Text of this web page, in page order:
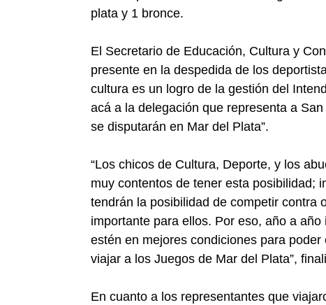
plata y 1 bronce.
El Secretario de Educación, Cultura y
presente en la despedida de los
cultura es un logro de la gestión del
acá a la delegación que representa a
se disputarán en Mar del Plata”.
“Los chicos de Cultura, Deporte, y los
muy contentos de tener esta posibilidad;
tendrán la posibilidad de competir contra
importante para ellos. Por eso, año a
estén en mejores condiciones para
viajar a los Juegos de Mar del Plata”,
En cuanto a los representantes que